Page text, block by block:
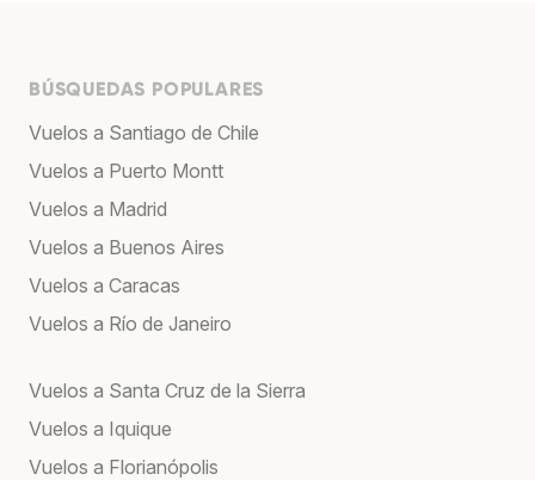
BÚSQUEDAS POPULARES
Vuelos a Santiago de Chile
Vuelos a Puerto Montt
Vuelos a Madrid
Vuelos a Buenos Aires
Vuelos a Caracas
Vuelos a Río de Janeiro
Vuelos a Santa Cruz de la Sierra
Vuelos a Iquique
Vuelos a Florianópolis